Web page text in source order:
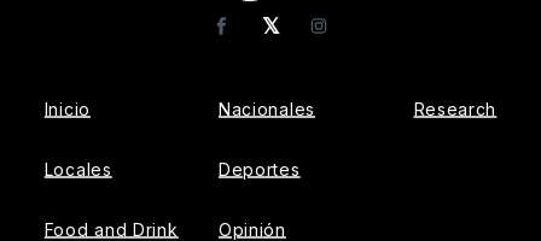
𝕏
FacebookInstagram
Inicio
Locales
Food and Drink
Nacionales
Deportes
Opinión
Research